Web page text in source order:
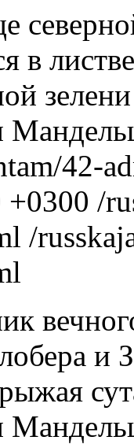
в
42-
+0300 /
/
и